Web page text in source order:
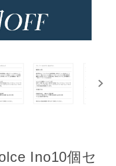
Ino10個セ